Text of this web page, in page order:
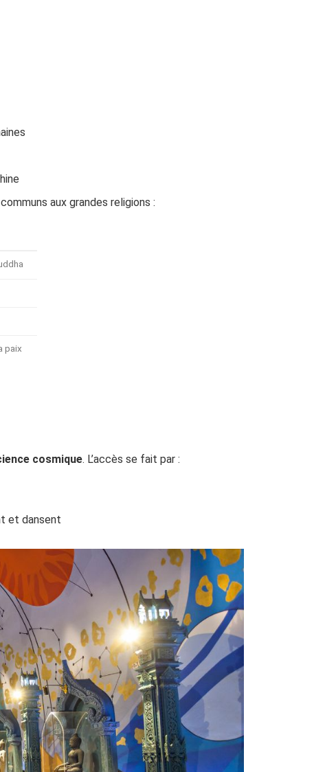
aux grandes religions :
paix
cosmique. L’accès se fait par :
et dansent